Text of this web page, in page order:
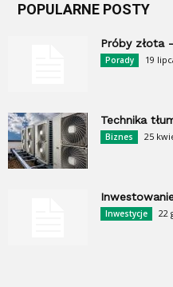
POPULARNE POSTY
Próby złota
Porady 19
Technika
Biznes 25
Inwestycje 22